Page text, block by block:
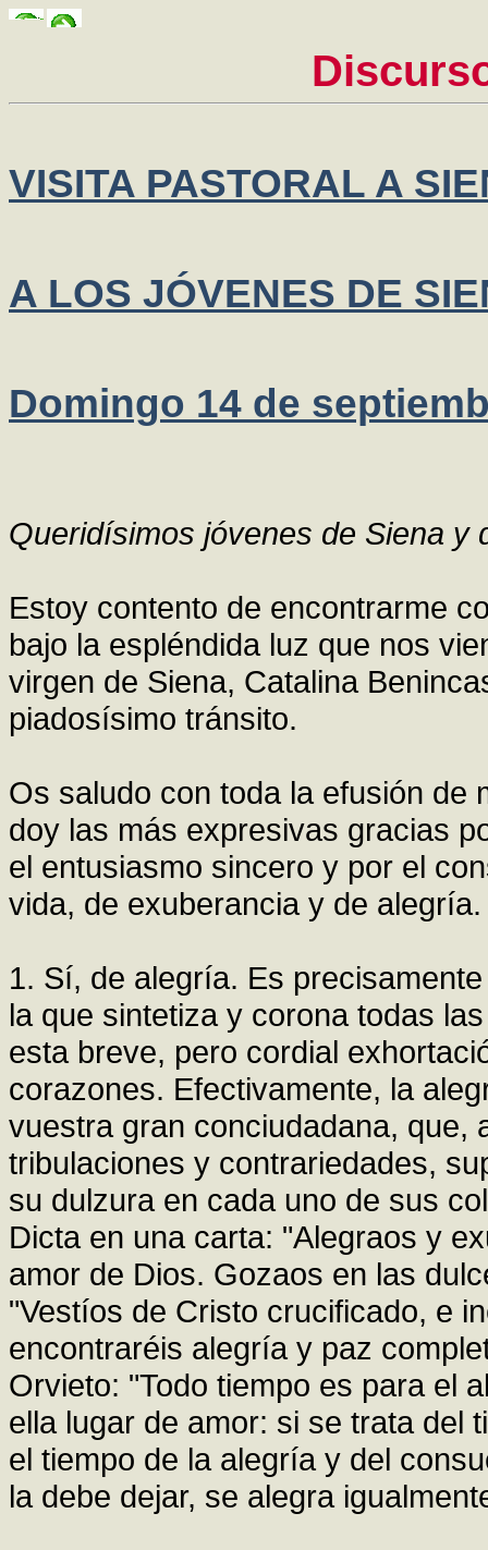
VISITA PASTORAL A
A LOS JÓVENES DE
Domingo 14 de
Queridísimos jóvenes de Siena y
Estoy contento de encontrarme
bajo la espléndida luz que nos
virgen de Siena, Catalina
piadosísimo tránsito.
Os saludo con toda la efusión de
doy las más expresivas gracias
el entusiasmo sincero y por el
vida, de exuberancia y de alegría.
1. Sí, de alegría. Es
la que sintetiza y corona todas
esta breve, pero cordial
corazones. Efectivamente, la
vuestra gran conciudadana, que,
tribulaciones y contrariedades,
su dulzura en cada uno de sus
Dicta en una carta: "Alegraos y
amor de Dios. Gozaos en las
"Vestíos de Cristo crucificado, e
encontraréis alegría y paz
Orvieto: "Todo tiempo es para el
ella lugar de amor: si se trata del
el tiempo de la alegría y del
la debe dejar, se alegra